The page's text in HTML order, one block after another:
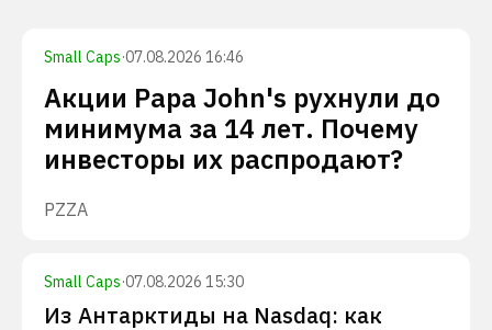
Small Caps·07.08.2026 16:46
Акции Papa John's рухнули до
минимума за 14 лет. Почему
инвесторы их распродают?
PZZA
Small Caps·07.08.2026 15:30
Из Антарктиды на Nasdaq: как